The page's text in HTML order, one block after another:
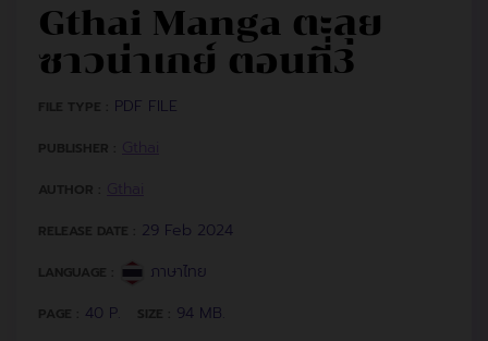
Gthai Manga ตะลุย
ซาวน่าเกย์ ตอนที่3
FILE TYPE : PDF FILE
PUBLISHER :
AUTHOR :
RELEASE DATE : 29 Feb 2024
LANGUAGE : ภาษาไทย
PAGE : 40 P. SIZE : 94 MB.